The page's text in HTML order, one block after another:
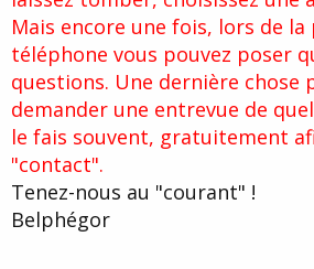
on s'oriente déjà vers tel ou tel maladie ou
tel ou tel méthode...? non?Certains se
domaine car ils ont certainement une plus
domaine. Cela ne veut pas dire qu'ils ne
d'autres problèmes. En prenant RV avec
simplement la question "dans mon cas
personne vous le dira tout de suite.
alors vers qui s'orienter? au pif?
exposez
à la prise de RV au Téléphone
il est vrai qu'après avoir été suivie par
scrupuleux, j'appréhende de me lancer
hypnothérapeute quelconque... c'est un
de beaucoup d'argent appremment et
Mais encore une fois, lors de la
téléphone vous pouvez poser
questions. Une dernière chose
demander une entrevue de
le fais souvent, gratuitement
"contact".
Tenez-nous au "courant" !
Belphégor